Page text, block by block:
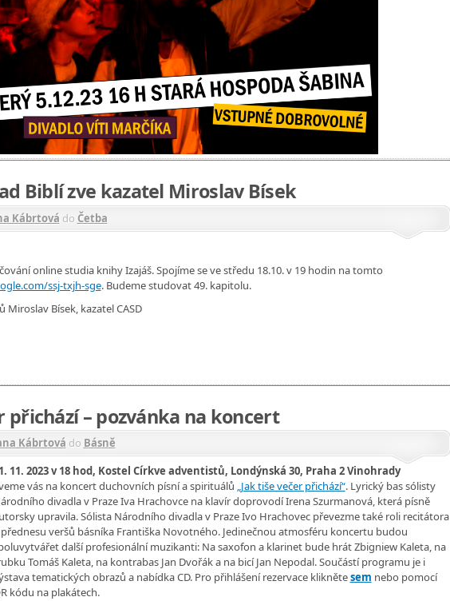
Biblí zve kazatel Miroslav Bísek
Kábrtová do Četba
online studia knihy Izajáš. Spojíme se ve středu 18.10. v 19 hodin na tomto
ssj-txjh-sge. Budeme studovat 49. kapitolu.
Bísek, kazatel CASD
přichází – pozvánka na koncert
Kábrtová do Básně
11. 2023 v 18 hod, Kostel Církve adventistů, Londýnská 30, Praha 2 Vinohrady
vás na koncert duchovních písní a spirituálů „Jak tiše večer přichází“. Lyrický bas sólisty
divadla v Praze Iva Hrachovce na klavír doprovodí Irena Szurmanová, která písně
upravila. Sólista Národního divadla v Praze Ivo Hrachovec převezme také roli recitátora
veršů básníka Františka Novotného. Jedinečnou atmosféru koncertu budou
další profesionální muzikanti: Na saxofon a klarinet bude hrát Zbigniew Kaleta, na
Tomáš Kaleta, na kontrabas Jan Dvořák a na bicí Jan Nepodal. Součástí programu je i
tematických obrazů a nabídka CD. Pro přihlášení rezervace kliknětesem nebo pomocí
kódu na plakátech.